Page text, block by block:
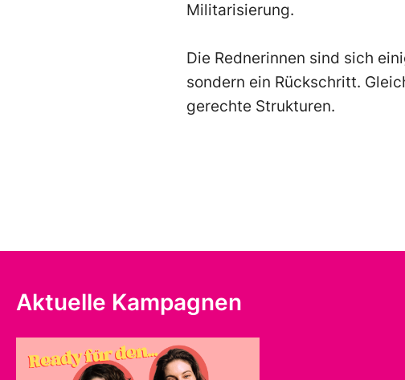
Militarisierung.
Die Rednerinnen sind sich
sondern ein Rückschritt.
gerechte Strukturen.
Aktuelle Kampagnen